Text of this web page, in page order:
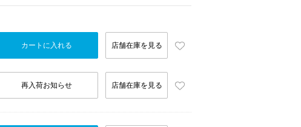
カートに入れる 店舗在庫を見る
再入荷お知らせ 店舗在庫を見る